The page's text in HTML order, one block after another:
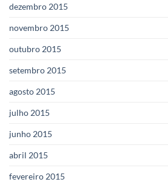
dezembro 2015
novembro 2015
outubro 2015
setembro 2015
agosto 2015
julho 2015
junho 2015
abril 2015
fevereiro 2015